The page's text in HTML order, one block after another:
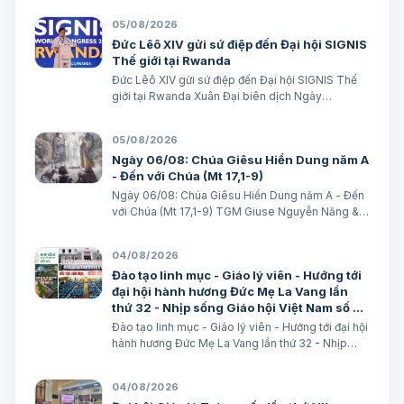
05/08/2026
Đức Lêô XIV gửi sứ điệp đến Đại hội SIGNIS
Thế giới tại Rwanda
Đức Lêô XIV gửi sứ điệp đến Đại hội SIGNIS Thế
giới tại Rwanda Xuân Đại biên dịch Ngày
Lêô XIV kêu gọi những người làm truyền thông
C…
05/08/2026
Ngày 06/08: Chúa Giêsu Hiển Dung năm A
- Đến với Chúa (Mt 17,1-9)
Ngày 06/08: Chúa Giêsu Hiển Dung năm A - Đến
với Chúa (Mt 17,1-9) TGM Giuse Nguyễn Năng &
như tuyết”. Trích sách Tiên tri…
04/08/2026
Đào tạo linh mục - Giáo lý viên - Hướng tới
đại hội hành hương Đức Mẹ La Vang lần
thứ 32 - Nhịp sống Giáo hội Việt Nam số 85
(28/7/2026 - 03/8/2026)
Đào tạo linh mục - Giáo lý viên - Hướng tới đại hội
hành hương Đức Mẹ La Vang lần thứ 32 - Nhịp
04/08/2026